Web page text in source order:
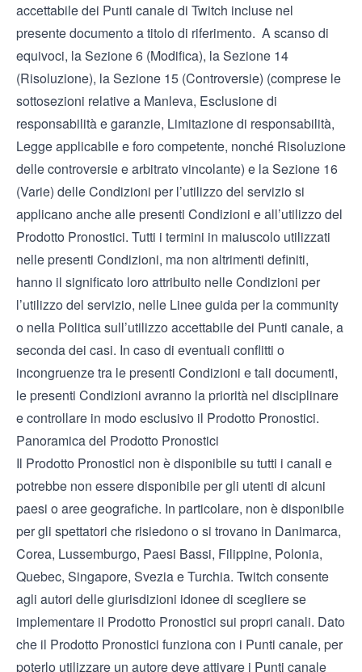
accettabile dei Punti canaledi Twitch incluse nel
presente documento a titolo di riferimento. A scanso di
equivoci, la Sezione 6 (Modifica), la Sezione 14
(Risoluzione), la Sezione 15 (Controversie) (comprese le
sottosezioni relative a Manleva, Esclusione di
responsabilità e garanzie, Limitazione di responsabilità,
Legge applicabile e foro competente, nonché Risoluzione
delle controversie e arbitrato vincolante) e la Sezione 16
(Varie) delle Condizioni per l’utilizzo del servizio si
applicano anche alle presenti Condizioni e all’utilizzo del
Prodotto Pronostici. Tutti i termini in maiuscolo utilizzati
nelle presenti Condizioni, ma non altrimenti definiti,
hanno il significato loro attribuito nelle Condizioni per
l’utilizzo del servizio, nelle Linee guida per la community
o nella Politica sull’utilizzo accettabile dei Punti canale, a
seconda dei casi. In caso di eventuali conflitti o
incongruenze tra le presenti Condizioni e tali documenti,
le presenti Condizioni avranno la priorità nel disciplinare
e controllare in modo esclusivo il Prodotto Pronostici.
Panoramica del Prodotto Pronostici
Il Prodotto Pronostici non è disponibile su tutti i canali e
potrebbe non essere disponibile per gli utenti di alcuni
paesi o aree geografiche. In particolare, non è disponibile
per gli spettatori che risiedono o si trovano in Danimarca,
Corea, Lussemburgo, Paesi Bassi, Filippine, Polonia,
Quebec, Singapore, Svezia e Turchia. Twitch consente
agli autori delle giurisdizioni idonee di scegliere se
implementare il Prodotto Pronostici sui propri canali. Dato
che il Prodotto Pronostici funziona con i Punti canale, per
poterlo utilizzare un autore deve attivare i Punti canale